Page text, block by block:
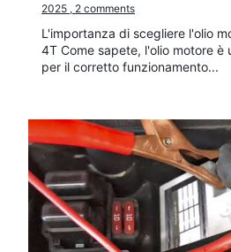
2025 , 2 comments
L'importanza di scegliere l'olio
4T Come sapete, l'olio motore è
per il corretto funzionamento...